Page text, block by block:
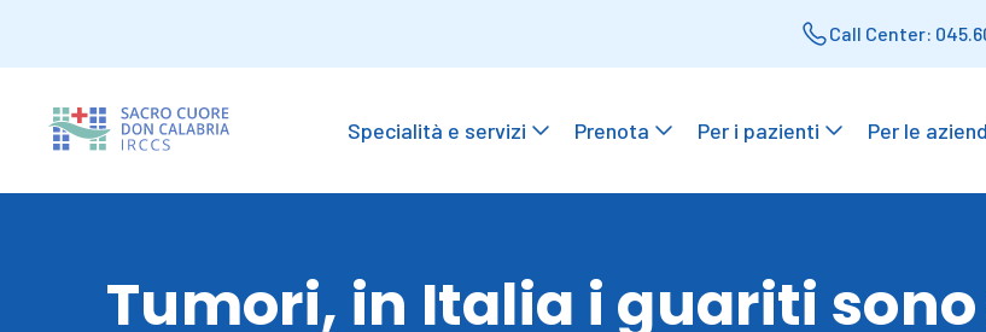
Call Center:
Specialità e servizi Prenota Per i pazienti Per le
Tumori, in Italia i guariti